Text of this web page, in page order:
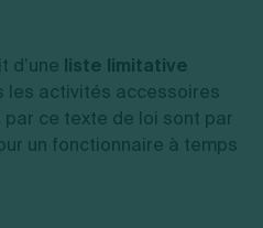
d’une liste limitative
les activités accessoires
par ce texte de loi sont par
un fonctionnaire à temps